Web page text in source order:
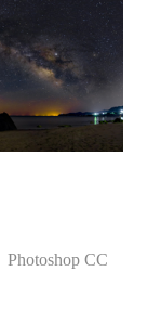
Photoshop CC